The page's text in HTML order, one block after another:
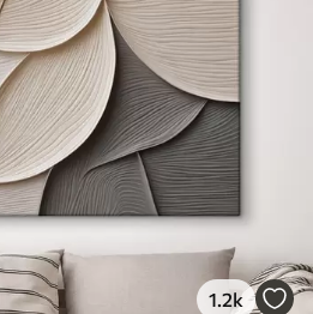
1.2k